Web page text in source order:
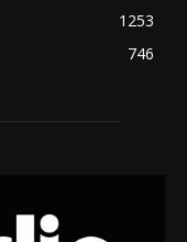
1253
746